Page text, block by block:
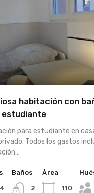
habitación con
estudiante
para estudiante en
Todos los gastos
4
Baños
2
Área
110